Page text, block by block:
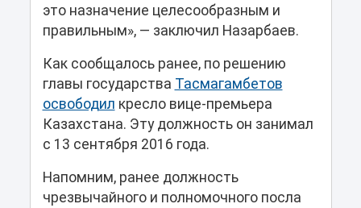
это назначение целесообразным и
правильным», — заключил Назарбаев.
Как сообщалось ранее, по решению
главы государства Тасмагамбетов
освободил кресло вице-премьера
Казахстана. Эту должность он занимал
с 13 сентября 2016 года.
Напомним, ранее должность
чрезвычайного и полномочного посла